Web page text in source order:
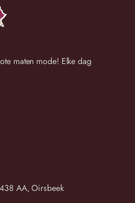
maten mode! Elke dag
AA, Oirsbeek